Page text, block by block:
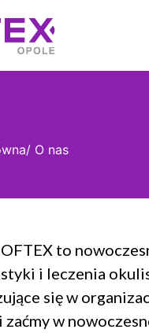
/ O nas
to
i leczenia
się w
zaćmy w